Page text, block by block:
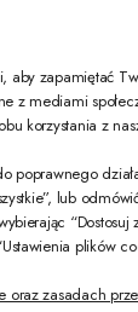
zapamiętać
z mediami
korzystania z
poprawnego
lub
plików
oraz zasadach